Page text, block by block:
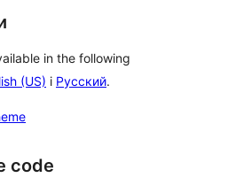
in the following
(US) і Русский.
code